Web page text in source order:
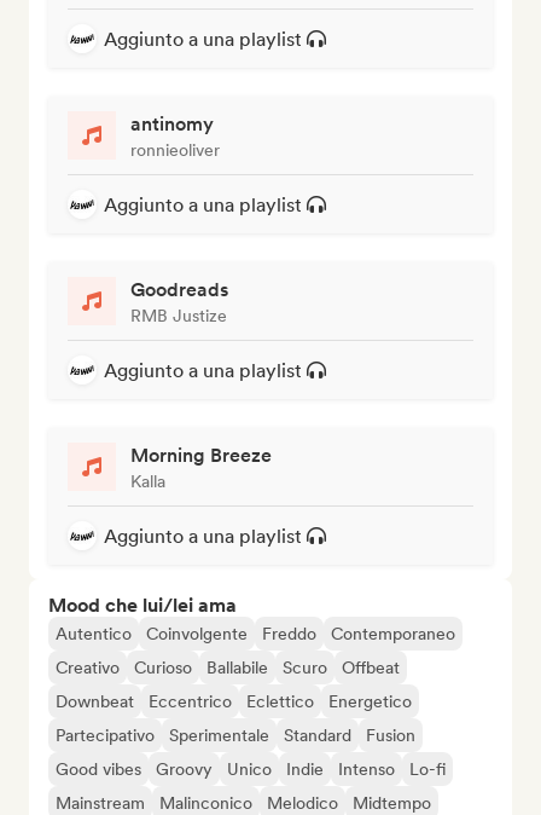
Aggiunto a una playlist
antinomy
ronnieoliver
Aggiunto a una playlist
Goodreads
RMB Justize
Aggiunto a una playlist
Morning Breeze
Kalla
Aggiunto a una playlist
Mood che lui/lei ama
Autentico Coinvolgente Freddo
Contemporaneo
Creativo
Curioso Ballabile Scuro
Offbeat
Downbeat
Eccentrico Eclettico
Energetico
Partecipativo
Sperimentale Standard
Fusion
Good vibes
Groovy Unico Indie Intenso
Lo-fi
Mainstream
Malinconico Melodico Midtempo